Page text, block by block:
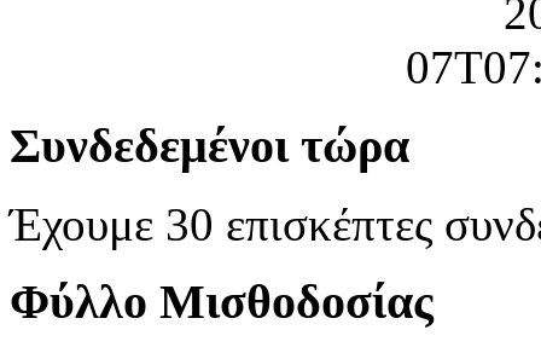
Συνδεδεμένοι τώρα
Έχουμε 30 επισκέπτες
Φύλλο Μισθοδοσίας